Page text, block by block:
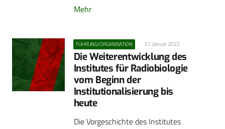
Mehr
FÜHRUNG/ORGANISATION 31. Januar 2022
Die Weiterentwicklung des
Institutes für Radiobiologie
vom Beginn der
Institutionalisierung bis
heute
Die Vorgeschichte des Institutes